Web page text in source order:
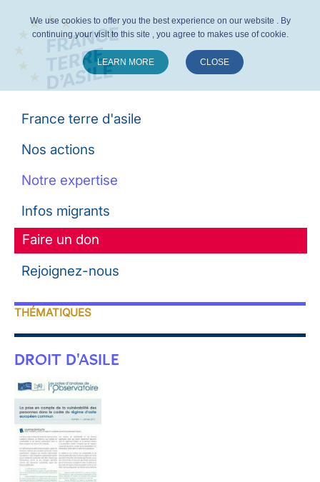
France terre d'asile
Nos actions
Notre expertise
Infos migrants
Faire un don
Rejoignez-nous
THÉMATIQUES
DROIT D'ASILE
We use cookies to offer you the best experience on our website . By
continuing your visit to this site , you agree to makes use of cookie.
LEARN MORE CLOSE